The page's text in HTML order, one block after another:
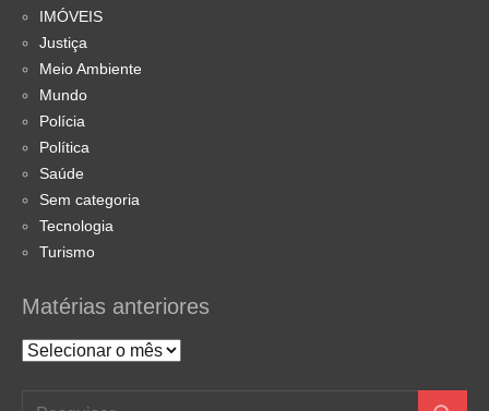
IMÓVEIS
Justiça
Meio Ambiente
Mundo
Polícia
Política
Saúde
Sem categoria
Tecnologia
Turismo
Matérias anteriores
Matérias